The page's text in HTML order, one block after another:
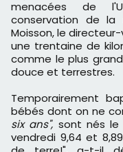
menacées de
conservation de la
Moisson, le
une trentaine de
comme le plus
douce et terrestres.
Temporairement
bébés dont on ne
six ans", sont nés le
vendredi 9,64 et